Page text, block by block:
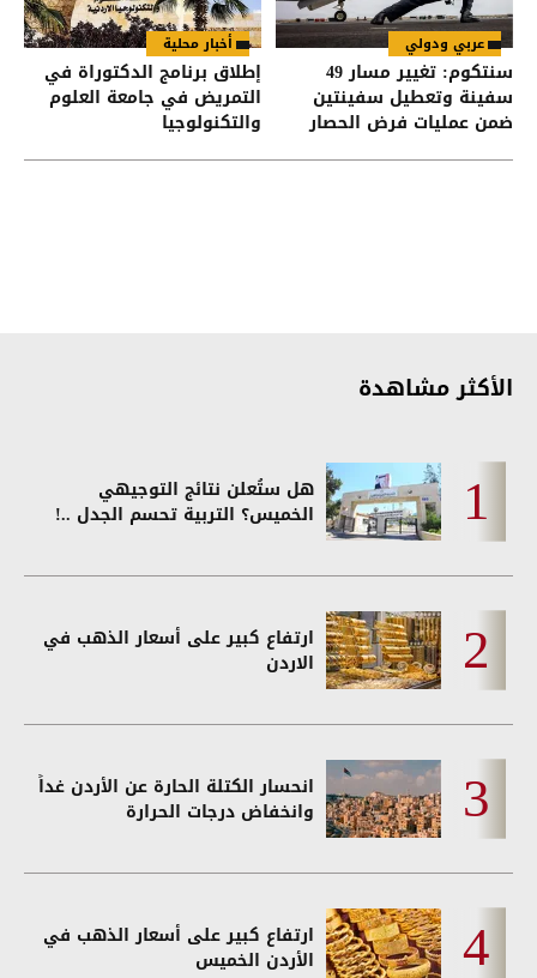
عربي ودولي
سنتكوم: تغيير مسار 49
سفينة وتعطيل سفينتين
ضمن عمليات فرض الحصار
أخبار محلية
إطلاق برنامج الدكتوراة في
التمريض في جامعة العلوم
والتكنولوجيا
الأكثر مشاهدة
هل ستُعلن نتائج التوجيهي
الخميس؟ التربية تحسم الجدل ..!
ارتفاع كبير على أسعار الذهب في
الاردن
انحسار الكتلة الحارة عن الأردن غداً
وانخفاض درجات الحرارة
ارتفاع كبير على أسعار الذهب في
الأردن الخميس